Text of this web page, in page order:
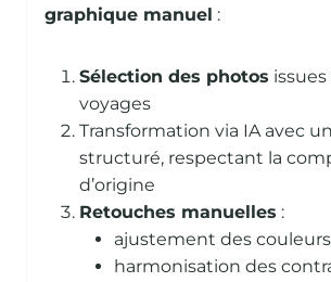
graphique manuel :
Sélection des photos
voyages
Transformation via IA avec
structuré, respectant la
d’origine
Retouches manuelles :
ajustement des
harmonisation des